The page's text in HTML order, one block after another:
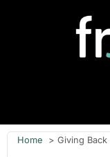
Home Giving Back